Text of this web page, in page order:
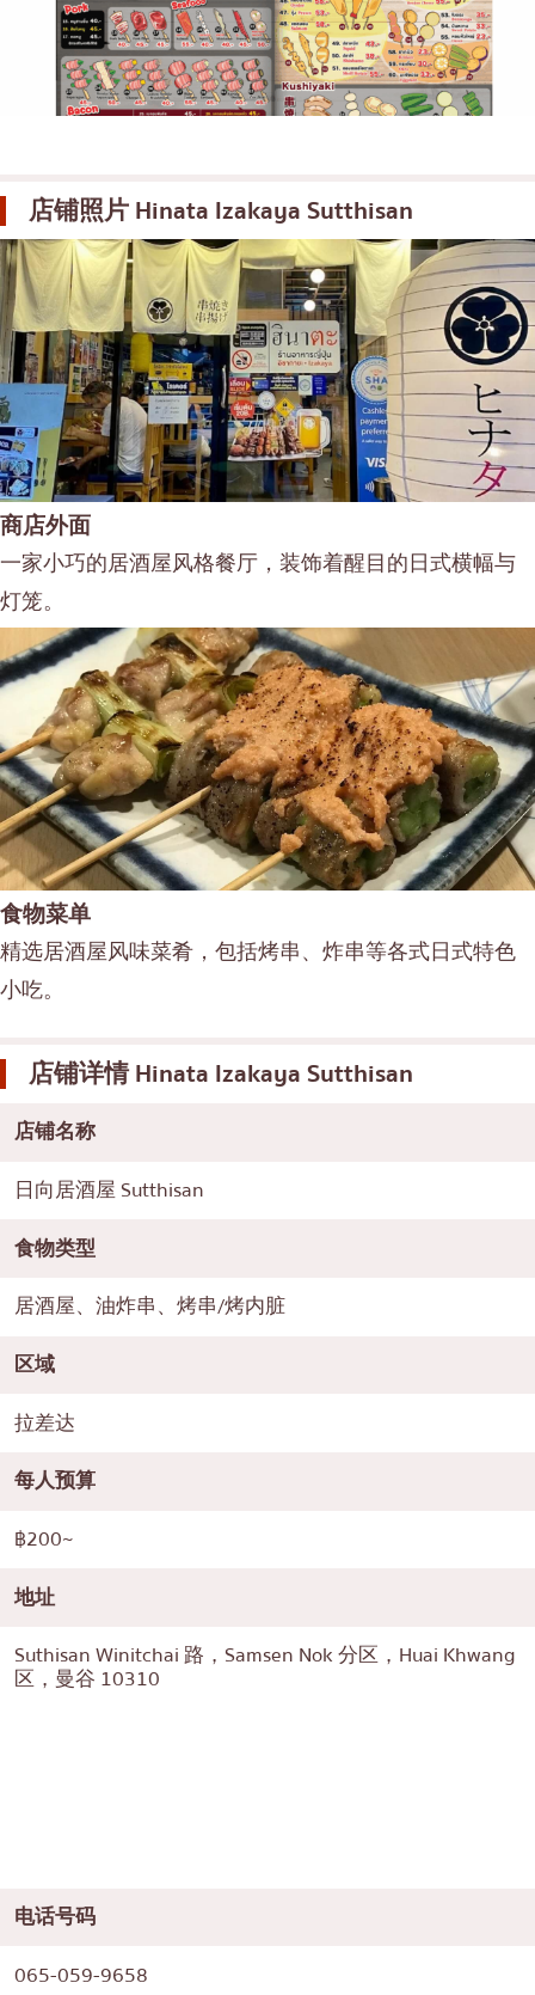
店铺照片Hinata Izakaya Sutthisan
商店外面
一家小巧的居酒屋风格餐厅，装饰着醒目的日式横幅与
灯笼。
食物菜单
精选居酒屋风味菜肴，包括烤串、炸串等各式日式特色
小吃。
店铺详情Hinata Izakaya Sutthisan
店铺名称
日向居酒屋 Sutthisan
食物类型
居酒屋、油炸串、烤串/烤内脏
区域
拉差达
每人预算
฿200~
地址
Suthisan Winitchai 路，Samsen Nok 分区，Huai Khwang
区，曼谷 10310
电话号码
065-059-9658